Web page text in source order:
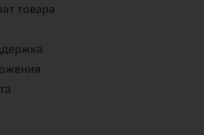
товара